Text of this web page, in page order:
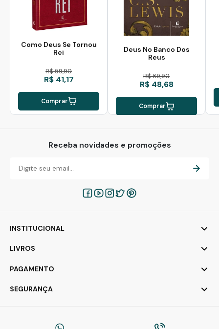
Como Deus Se Tornou
Rei
R$ 59,90
R$ 41,17
Comprar
Deus No Banco Dos
Reus
R$ 69,90
R$ 48,68
Comprar
Receba novidades e promoções
INSTITUCIONAL
LIVROS
PAGAMENTO
SEGURANÇA